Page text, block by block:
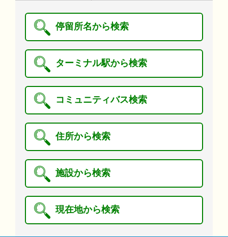
停留所名から検索
ターミナル駅から検索
コミュニティバス検索
住所から検索
施設から検索
現在地から検索